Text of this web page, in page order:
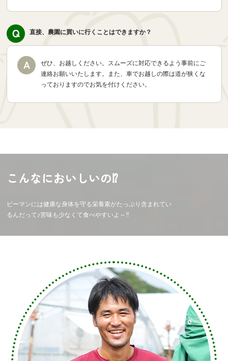
直接、農園に買いに行くことはできますか？
ぜひ、お越しください。スムーズに対応できるよう事前にご
連絡お願いいたします。また、車でお越しの際は道が狭くな
っておりますのでお気を付けください。
こんなにおいしいの⁉
ピーマンには健康な身体を守る栄養素がたっぷり含まれてい
るんだって♪苦味も少なくて食べやすいよ～‼